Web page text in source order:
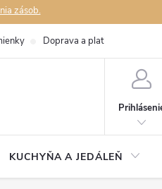
zásob.
Doprava a platby
KUCHYŇA A JEDÁLEŇ